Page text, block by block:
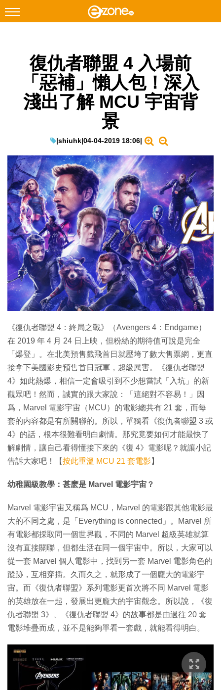
Facebook Instagram
網絡生活
EduTech
IT Times
生成式AI與雲端應用
Enterprise Digital Transformation
特集
復仇者聯盟 4 入場前
「惡補」懶人包！深入
淺出了解 MCU 宇宙背
景
|shiuhk|04-04-2019 18:06|
《復仇者聯盟 4：終局之戰》（Avengers 4：Endgame）
在 2019 年 4 月 24 日上映，但粉絲的期待值可說是完全
「爆登」。在北美預售戲飛首日就壓垮了數大售票網，更直
接拿下美國影史預售首日冠軍，超級厲害。《復仇者聯盟
4》如此熱爆，相信一定會吸引到不少想嘗試「入坑」的新
觀眾吧！然而，誠實的跟大家說：「這絕對不容易！」因
爲，Marvel 電影宇宙（MCU）的電影總共有 21 套，而每
套的内容都是有所關聯的。所以，單獨看《復仇者聯盟 3 或
4》的話，根本很難看明白劇情。那究竟要如何才能最快了
解劇情，讓自己看得懂接下來的《復 4》電影呢？就讓小記
告訴大家吧！【按此重溫 MCU 21 套電影】
幼稚園級教學：甚麽是 Marvel 電影宇宙？
Marvel 電影宇宙又稱爲 MCU，Marvel 的電影跟其他電影最
大的不同之處，是「Everything is connected」。Marvel 所
有電影都採取同一個世界觀，不同的 Marvel 超級英雄就算
沒有直接關聯，但都生活在同一個宇宙中。所以，大家可以
從一套 Marvel 個人電影中，找到另一套 Marvel 電影角色的
蹤跡，互相穿插。久而久之，就形成了一個龐大的電影宇
宙。而《復仇者聯盟》系列電影更首次將不同 Marvel 電影
的英雄放在一起，發展出更龐大的宇宙觀念。所以說，《復
仇者聯盟 3》、《復仇者聯盟 4》的故事都是由過往 20 套
電影堆疊而成，並不是能夠單看一套戲，就能看得明白。